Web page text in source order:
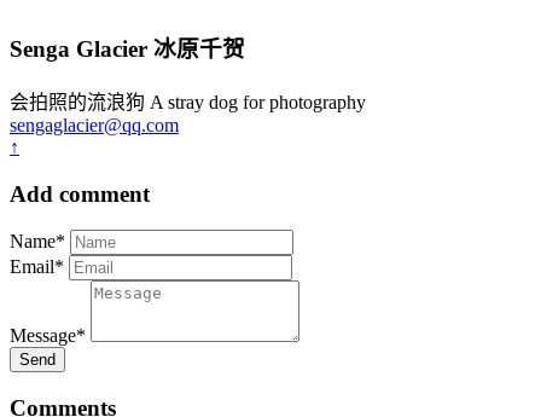
Senga Glacier 冰原千贺
会拍照的流浪狗 A stray dog for photography
sengaglacier@qq.com
↑
Add comment
Name*
Email*
Message*
Send
Comments